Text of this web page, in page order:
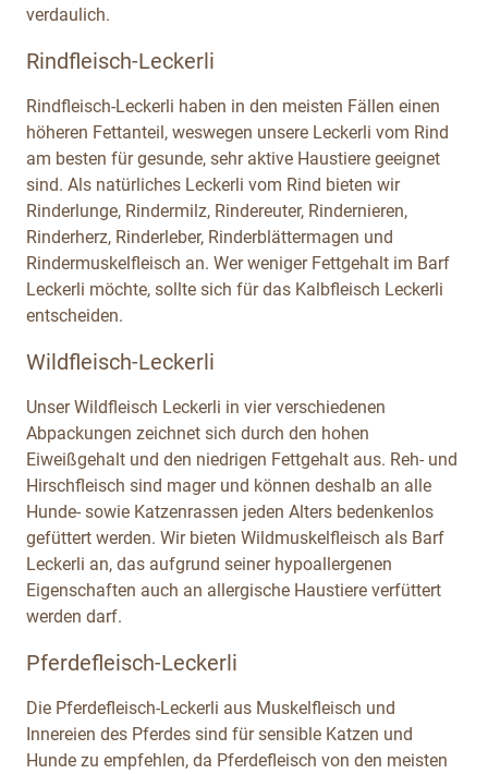
verdaulich.
Rindfleisch-Leckerli
Rindfleisch-Leckerli haben in den meisten Fällen einen
höheren Fettanteil, weswegen unsere Leckerli vom Rind
am besten für gesunde, sehr aktive Haustiere geeignet
sind. Als natürliches Leckerli vom Rind bieten wir
Rinderlunge, Rindermilz, Rindereuter, Rindernieren,
Rinderherz, Rinderleber, Rinderblättermagen und
Rindermuskelfleisch an. Wer weniger Fettgehalt im Barf
Leckerli möchte, sollte sich für das Kalbfleisch Leckerli
entscheiden.
Wildfleisch-Leckerli
Unser Wildfleisch Leckerli in vier verschiedenen
Abpackungen zeichnet sich durch den hohen
Eiweißgehalt und den niedrigen Fettgehalt aus. Reh- und
Hirschfleisch sind mager und können deshalb an alle
Hunde- sowie Katzenrassen jeden Alters bedenkenlos
gefüttert werden. Wir bieten Wildmuskelfleisch als Barf
Leckerli an, das aufgrund seiner hypoallergenen
Eigenschaften auch an allergische Haustiere verfüttert
werden darf.
Pferdefleisch-Leckerli
Die Pferdefleisch-Leckerli aus Muskelfleisch und
Innereien des Pferdes sind für sensible Katzen und
Hunde zu empfehlen, da Pferdefleisch von den meisten